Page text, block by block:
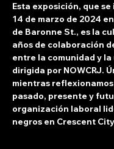
Esta exposición, que
14 de marzo de 2024
de Baronne St., es la
años de colaboración
entre la comunidad y
dirigida por NOWCRJ.
mientras
pasado, presente y
organización laboral
negros en Crescent